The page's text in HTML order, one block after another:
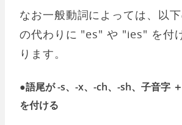
なお一般動詞によっては、以
の代わりに "es" や "ies" を付
ります。
●語尾が -s、-x、-ch、-sh、子音字
を付ける